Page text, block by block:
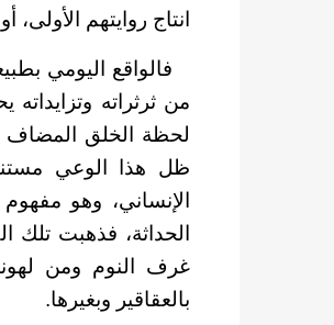
انتاج روايتهم
فالواقع اليومي
من ثرثراته
لحظة الخلق المضاف
ظل هذا الوعي
الإنساني، وهو مفهوم
الحداثة، فذهبت تلك
غرف النوم ومن
بالعقاقير وبغيرها.